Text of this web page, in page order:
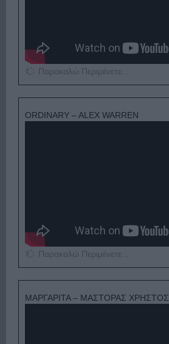
Παρακαλώ Περιμένετε...
ORDINARY – ALEX WARREN
Παρακαλώ Περιμένετε...
ΜΑΡΓΑΡΙΤΑ – ΜΑΣΤΟΡΑΣ ΧΡΗΣΤΟΣ